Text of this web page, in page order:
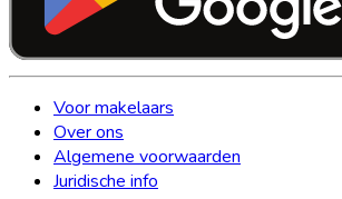
Voor makelaars
Over ons
Algemene voorwaarden
Juridische info